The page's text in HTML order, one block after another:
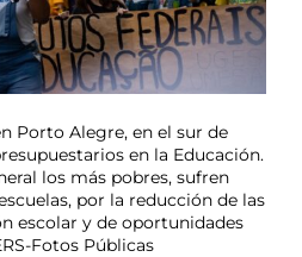
Porto Alegre, en el sur de
en la Educación.
los más pobres, sufren
por la reducción de las
escolar y de oportunidades
Fotos Públicas